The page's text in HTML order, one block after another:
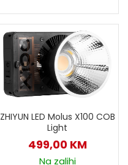
ZHIYUN LED Molus X100 COB
Light
499,00 KM
Na zalihi